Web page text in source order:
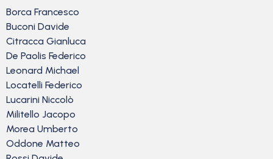
Borca Francesco
Buconi Davide
Citracca Gianluca
De Paolis Federico
Leonard Michael
Locatelli Federico
Lucarini Niccolò
Militello Jacopo
Morea Umberto
Oddone Matteo